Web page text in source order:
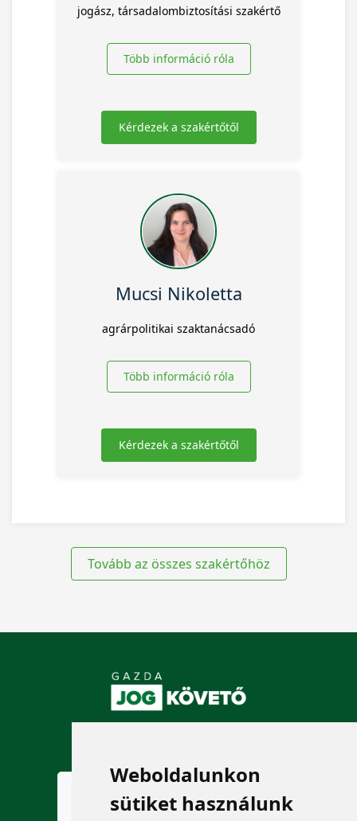
Weboldalunkon
sütiket használunk
jogász, társadalombiztosítási szakértő
Több információ róla
Kérdezek a szakértőtől
Mucsi Nikoletta
agrárpolitikai szaktanácsadó
Több információ róla
Kérdezek a szakértőtől
Tovább az összes szakértőhöz